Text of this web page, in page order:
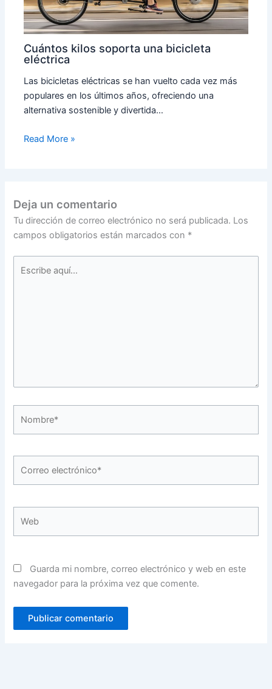
Cuántos kilos soporta una bicicleta
eléctrica
Las bicicletas eléctricas se han vuelto cada vez más
populares en los últimos años, ofreciendo una
alternativa sostenible y divertida…
Read More »
Deja un comentario
Tu dirección de correo electrónico no será publicada. Los
campos obligatorios están marcados con *
aquí...
Guarda mi nombre, correo electrónico y web en este
navegador para la próxima vez que comente.